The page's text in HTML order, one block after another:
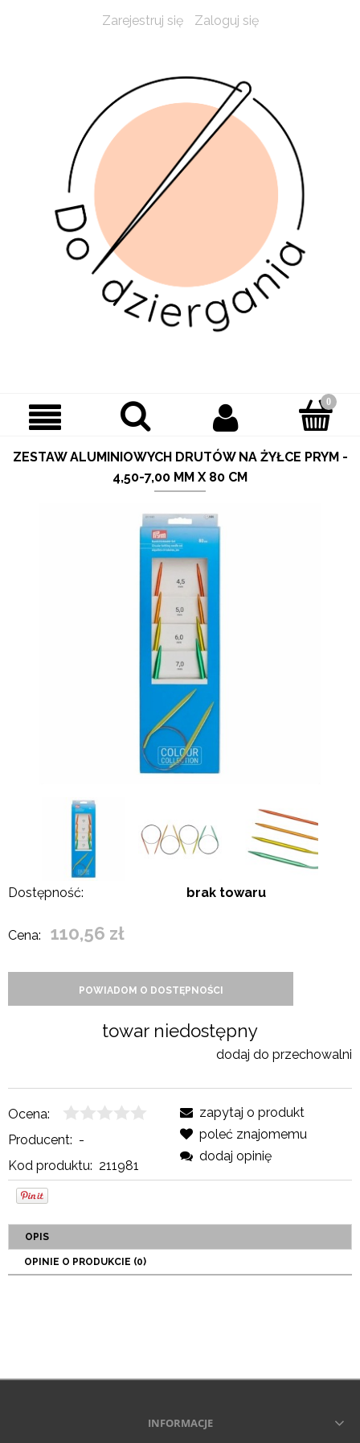
Zarejestruj się Zaloguj się
ZESTAW ALUMINIOWYCH DRUTÓW NA ŻYŁCE PRYM -
4,50-7,00 MM X 80 CM
Dostępność: brak towaru
Cena: 110,56 zł
POWIADOM O DOSTĘPNOŚCI
towar niedostępny
dodaj do przechowalni
Ocena:
Producent: -
Kod produktu: 211981
zapytaj o produkt
poleć znajomemu
dodaj opinię
OPIS
OPINIE O PRODUKCIE (0)
INFORMACJE